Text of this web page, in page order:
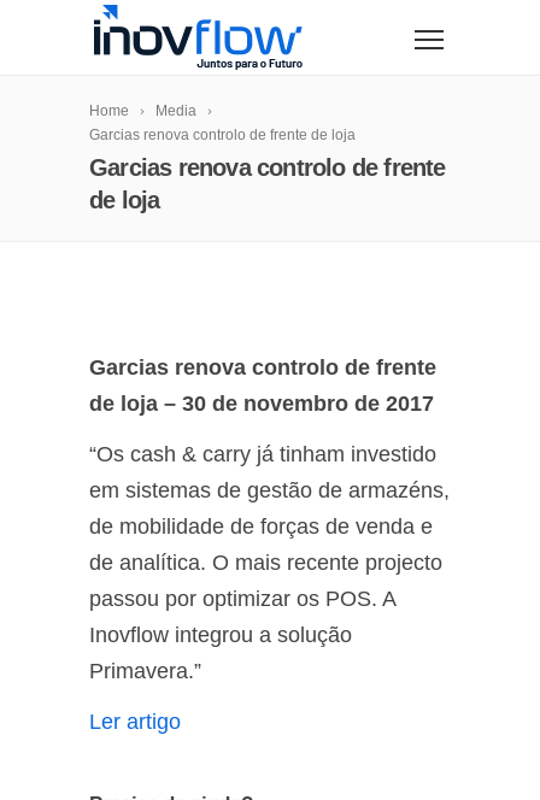
Home
Media
Garcias renova controlo de frente de loja
Garcias renova controlo de frente
de loja
Garcias renova controlo de frente
de loja – 30 de novembro de 2017
“Os cash & carry já tinham investido
em sistemas de gestão de armazéns,
de mobilidade de forças de venda e
de analítica. O mais recente projecto
passou por optimizar os POS. A
Inovflow integrou a solução
Primavera.”
Ler artigo